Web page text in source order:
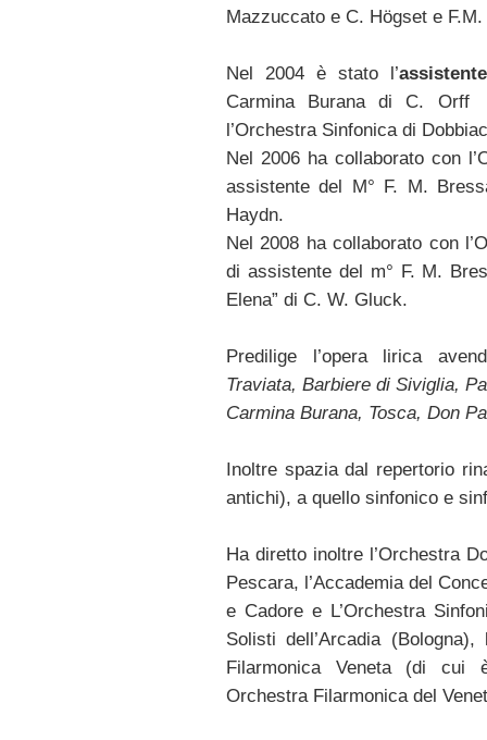
Mazzuccato e C. Högset e
Nel 2004 è stato l’assistente
Carmina Burana di C. Orff
l’Orchestra Sinfonica di
Nel 2006 ha collaborato con
assistente del M° F. M.
Haydn.
Nel 2008 ha collaborato con
di assistente del m° F. M.
Elena” di C. W. Gluck.
Predilige l’opera lirica
Traviata, Barbiere di Siviglia,
Carmina Burana, Tosca, Don
Inoltre spazia dal repertorio
antichi), a quello sinfonico e
Ha diretto inoltre l’Orchestra
Pescara, l’Accademia del
e Cadore e L’Orchestra
Solisti dell’Arcadia
Filarmonica Veneta (di cui
Orchestra Filarmonica del